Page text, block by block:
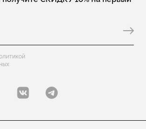
изделия с фианитом
изделия из шпинели